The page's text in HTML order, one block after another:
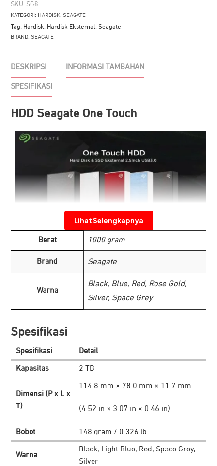
Touch
2,5"
SKU: SG8
KATEGORI: HARDISK, SEAGATE
Tag: Hardisk Hardisk Eksternal Seagate
BRAND: SEAGATE
DESKRIPSI INFORMASI TAMBAHAN
SPESIFIKASI
HDD Seagate One Touch
Seagate One Touch HDDhadir dengan desain ringkas dan
pilihan kapasitas yang beragam, memudahkan Anda
menyimpan dan mengelola file penting seperti arsip pajak
hingga foto beresolusi tinggi. Dilengkapi fitur
data Anda tetap aman dan mudah diakses kapan saja.
Lebih Ringkas, Simpan Data dengan
Cerdas
Lihat Selengkapnya
Berat 1000 gram
Brand Seagate
Warna
Black, Blue, Red, Rose Gold,
Silver, Space Grey
Spesifikasi
Spesifikasi Detail
Kapasitas 2 TB
Dimensi (P x L x
T)
114.8 mm × 78.0 mm × 11.7 mm
(4.52 in × 3.07 in × 0.46 in)
Bobot 148 gram / 0.326 lb
Warna
Black, Light Blue, Red, Space Grey,
Silver